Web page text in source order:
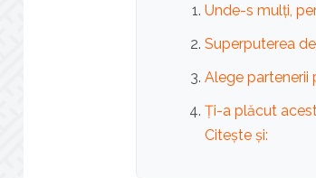
Unde-s mulți,
Superputerea
Alege partenerii
Ți-a plăcut
Citește și: